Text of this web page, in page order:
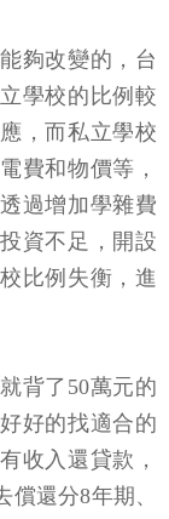
夠改變的，台
學校的比例較
，而私立學校
費和物價等，
過增加學雜費
資不足，開設
比例失衡，進
背了50萬元的
好的找適合的
收入還貸款，
還分8年期、